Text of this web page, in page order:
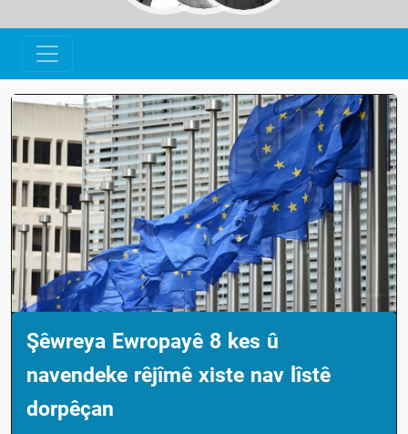
Şêwreya Ewropayê 8 kes û
navendeke rêjîmê xiste nav lîstê
dorpêçan